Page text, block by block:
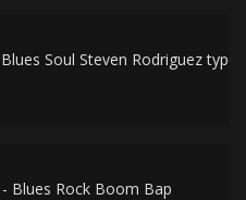
Soul Steven Rodriguez type
Blues Rock Boom Bap